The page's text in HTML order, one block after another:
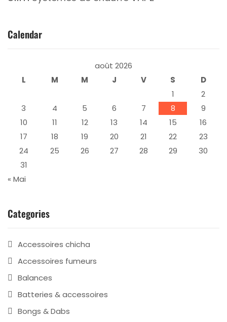
Calendar
août 2026
L
M M J V S
D
1
2
3
4 5 6 7 8
9
10
11 12 13 14 15
16
17
18 19 20 21 22
23
24
25 26 27 28 29
30
31
« Mai
Categories
Accessoires chicha
Accessoires fumeurs
Balances
Batteries & accessoires
Bongs & Dabs